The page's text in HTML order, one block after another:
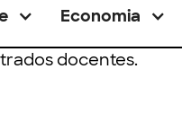
Economia
docentes.